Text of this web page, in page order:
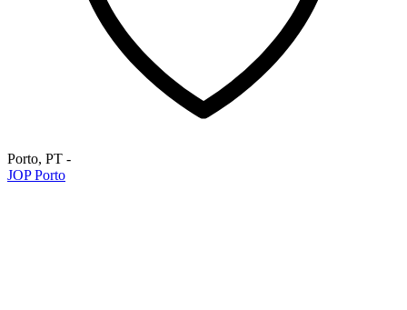
Porto, PT -
JOP Porto